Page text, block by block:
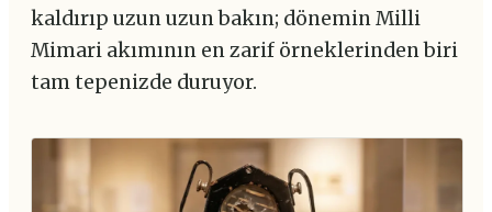
kaldırıp uzun uzun bakın; dönemin Milli
Mimari akımının en zarif örneklerinden biri
tam tepenizde duruyor.